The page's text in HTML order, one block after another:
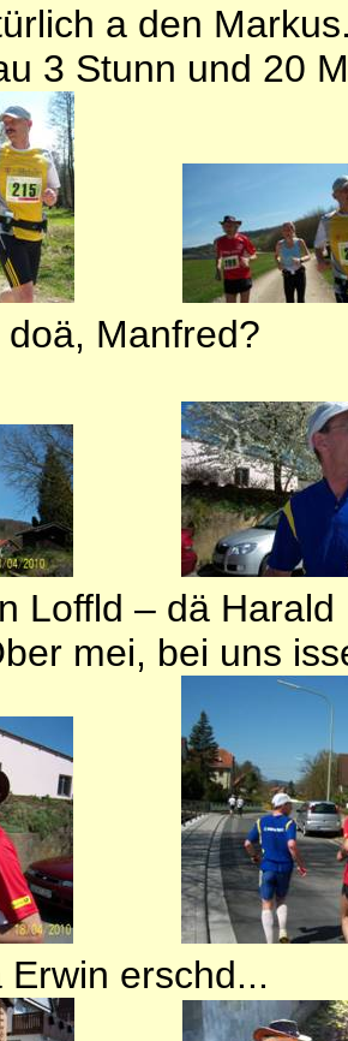
a den
3 Stunn und 20
doä,
Loffld – dä
mei, bei uns
Erwin